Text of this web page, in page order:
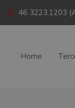
46 3223.1203
Home